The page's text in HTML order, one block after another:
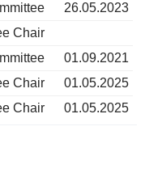
26.05.2023
Chair
01.09.2021
Chair
01.05.2025
Chair
01.05.2025